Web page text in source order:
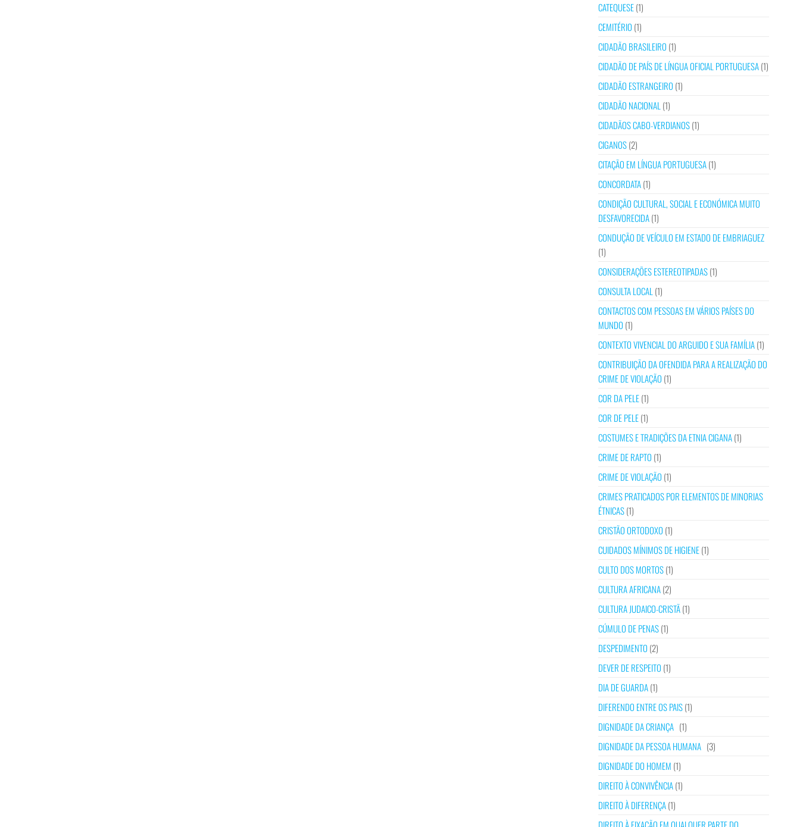
CATEQUESE(1)
CEMITÉRIO (1)
CIDADÃO BRASILEIRO (1)
CIDADÃO DE PAÍS DE LÍNGUA OFICIAL PORTUGUESA(1)
CIDADÃO ESTRANGEIRO (1)
CIDADÃO NACIONAL (1)
CIDADÃOS CABO-VERDIANOS(1)
CIGANOS(2)
CITAÇÃO EM LÍNGUA PORTUGUESA(1)
CONCORDATA(1)
CONDIÇÃO CULTURAL, SOCIAL E ECONÓMICA MUITO
DESFAVORECIDA(1)
CONDUÇÃO DE VEÍCULO EM ESTADO DE EMBRIAGUEZ
(1)
CONSIDERAÇÕES ESTEREOTIPADAS(1)
CONSULTA LOCAL (1)
CONTACTOS COM PESSOAS EM VÁRIOS PAÍSES DO
MUNDO (1)
CONTEXTO VIVENCIAL DO ARGUIDO E SUA FAMÍLIA(1)
CONTRIBUIÇÃO DA OFENDIDA PARA A REALIZAÇÃO DO
CRIME DE VIOLAÇÃO (1)
COR DA PELE(1)
COR DE PELE(1)
COSTUMES E TRADIÇÕES DA ETNIA CIGANA(1)
CRIME DE RAPTO (1)
CRIME DE VIOLAÇÃO (1)
CRIMES PRATICADOS POR ELEMENTOS DE MINORIAS
ÉTNICAS(1)
CRISTÃO ORTODOXO (1)
CUIDADOS MÍNIMOS DE HIGIENE(1)
CULTO DOS MORTOS(1)
CULTURA AFRICANA(2)
CULTURA JUDAICO-CRISTÃ(1)
CÚMULO DE PENAS(1)
DESPEDIMENTO (2)
DEVER DE RESPEITO (1)
DIA DE GUARDA(1)
DIFERENDO ENTRE OS PAIS(1)
DIGNIDADE DA CRIANÇA (1)
DIGNIDADE DA PESSOA HUMANA (3)
DIGNIDADE DO HOMEM (1)
DIREITO À CONVIVÊNCIA(1)
DIREITO À DIFERENÇA(1)